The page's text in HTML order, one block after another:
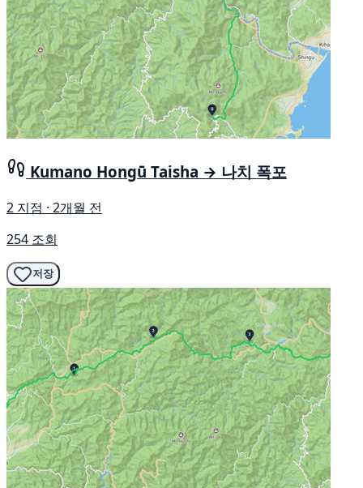
Kumano Hongū Taisha → 나치 폭포
2 지점 · 2개월 전
254 조회
저장